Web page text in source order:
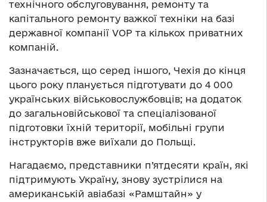
технічного обслуговування, ремонту та
капітального ремонту важкої техніки на базі
державної компанії VOP та кількох приватних
компаній.
Зазначається, що серед іншого, Чехія до кінця
цього року планується підготувати до 4 000
українських військовослужбовців; на додаток
до загальновійськової та спеціалізованої
підготовки їхній території, мобільні групи
інструкторів вже виїхали до Польщі.
Нагадаємо, представники п’ятдесяти країн, які
підтримують Україну, знову зустрілися на
американській авіабазі «Рамштайн» у